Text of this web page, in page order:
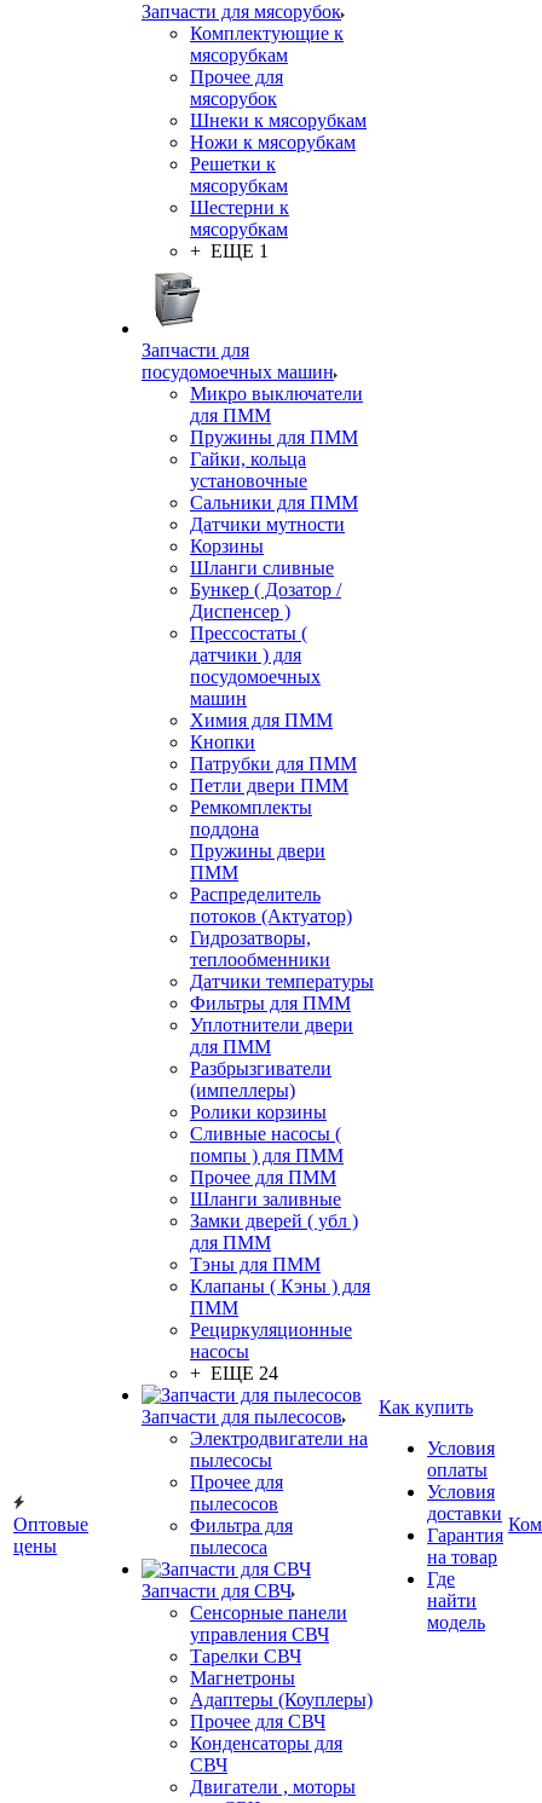
Оптовые
цены
Запчасти для мясорубок
Комплектующие к
мясорубкам
Прочее для
мясорубок
Шнеки к мясорубкам
Ножи к мясорубкам
Решетки к
мясорубкам
Шестерни к
мясорубкам
+ ЕЩЕ 1
Запчасти для
посудомоечных машин
Микро выключатели
для ПММ
Пружины для ПММ
Гайки, кольца
установочные
Сальники для ПММ
Датчики мутности
Корзины
Шланги сливные
Бункер ( Дозатор /
Диспенсер )
Прессостаты (
датчики ) для
посудомоечных
машин
Химия для ПММ
Кнопки
Патрубки для ПММ
Петли двери ПММ
Ремкомплекты
поддона
Пружины двери
ПММ
Распределитель
потоков (Актуатор)
Гидрозатворы,
теплообменники
Датчики температуры
Фильтры для ПММ
Уплотнители двери
для ПММ
Разбрызгиватели
(импеллеры)
Ролики корзины
Сливные насосы (
помпы ) для ПММ
Прочее для ПММ
Шланги заливные
Замки дверей ( убл )
для ПММ
Тэны для ПММ
Клапаны ( Кэны ) для
ПММ
Рециркуляционные
насосы
+ ЕЩЕ 24
Запчасти для пылесосов
Электродвигатели на
пылесосы
Прочее для
пылесосов
Фильтра для
пылесоса
Запчасти для СВЧ
Сенсорные панели
управления СВЧ
Тарелки СВЧ
Магнетроны
Адаптеры (Коуплеры)
Прочее для СВЧ
Конденсаторы для
СВЧ
Двигатели , моторы
Как купить
Условия
оплаты
Условия
доставки
Гарантия
на товар
Где
найти
модель